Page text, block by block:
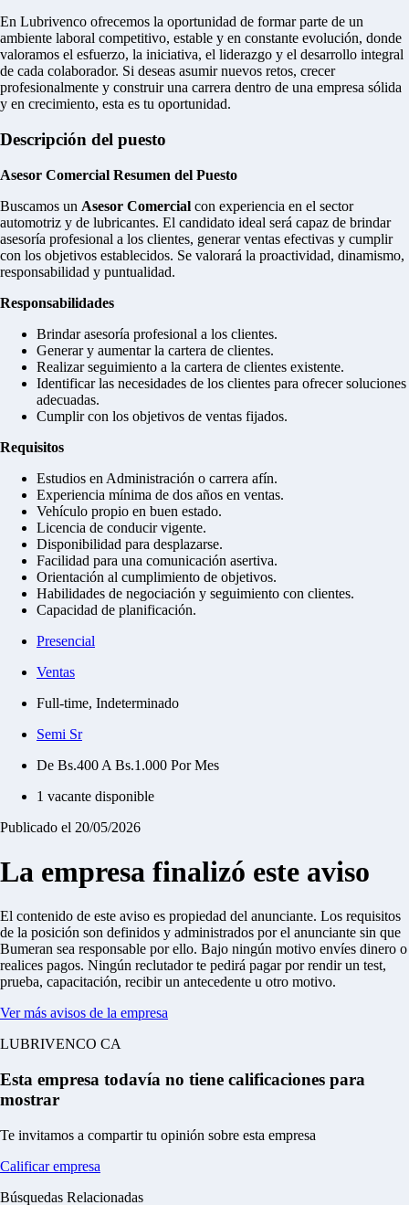
En Lubrivenco ofrecemos la oportunidad de formar parte de un
ambiente laboral competitivo, estable y en constante evolución, donde
valoramos el esfuerzo, la iniciativa, el liderazgo y el desarrollo integral
de cada colaborador. Si deseas asumir nuevos retos, crecer
profesionalmente y construir una carrera dentro de una empresa sólida
y en crecimiento, esta es tu oportunidad.
Descripción del puesto
Asesor Comercial Resumen del Puesto
Buscamos un Asesor Comercial con experiencia en el sector
automotriz y de lubricantes. El candidato ideal será capaz de brindar
asesoría profesional a los clientes, generar ventas efectivas y cumplir
con los objetivos establecidos. Se valorará la proactividad, dinamismo,
responsabilidad y puntualidad.
Responsabilidades
Brindar asesoría profesional a los clientes.
Generar y aumentar la cartera de clientes.
Realizar seguimiento a la cartera de clientes existente.
Identificar las necesidades de los clientes para ofrecer soluciones
adecuadas.
Cumplir con los objetivos de ventas fijados.
Requisitos
Estudios en Administración o carrera afín.
Experiencia mínima de dos años en ventas.
Vehículo propio en buen estado.
Licencia de conducir vigente.
Disponibilidad para desplazarse.
Facilidad para una comunicación asertiva.
Orientación al cumplimiento de objetivos.
Habilidades de negociación y seguimiento con clientes.
Capacidad de planificación.
Presencial
Ventas
Full-time, Indeterminado
Semi Sr
De Bs.400 A Bs.1.000 Por Mes
1 vacante disponible
Publicado el 20/05/2026
La empresa finalizó este aviso
El contenido de este aviso es propiedad del anunciante. Los requisitos
de la posición son definidos y administrados por el anunciante sin que
Bumeran sea responsable por ello. Bajo ningún motivo envíes dinero o
realices pagos. Ningún reclutador te pedirá pagar por rendir un test,
prueba, capacitación, recibir un antecedente u otro motivo.
Ver más avisos de la empresa
LUBRIVENCO CA
Esta empresa todavía no tiene calificaciones para
mostrar
Te invitamos a compartir tu opinión sobre esta empresa
Calificar empresa
Búsquedas Relacionadas